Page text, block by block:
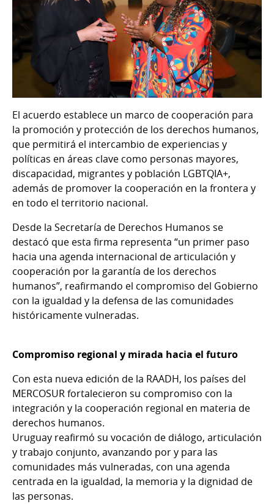
El acuerdo establece un marco de cooperación para
la promoción y protección de los derechos humanos,
que permitirá el intercambio de experiencias y
políticas en áreas clave como personas mayores,
discapacidad, migrantes y población LGBTQIA+,
además de promover la cooperación en la frontera y
en todo el territorio nacional.
Desde la Secretaría de Derechos Humanos se
destacó que esta firma representa “un primer paso
hacia una agenda internacional de articulación y
cooperación por la garantía de los derechos
humanos”, reafirmando el compromiso del Gobierno
con la igualdad y la defensa de las comunidades
históricamente vulneradas.
Compromiso regional y mirada hacia el futuro
Con esta nueva edición de la RAADH, los países del
MERCOSUR fortalecieron su compromiso con la
integración y la cooperación regional en materia de
derechos humanos.
Uruguay reafirmó su vocación de diálogo, articulación
y trabajo conjunto, avanzando por y para las
comunidades más vulneradas, con una agenda
centrada en la igualdad, la memoria y la dignidad de
las personas.